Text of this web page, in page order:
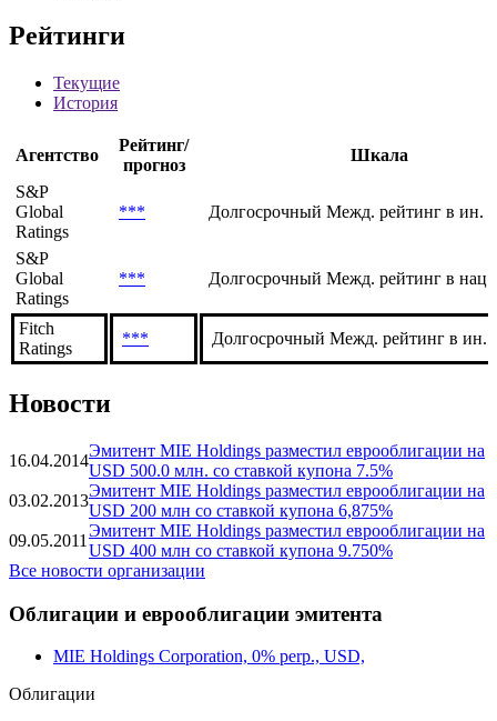
Рейтинги
Текущие
История
Агентство
Рейтинг/
прогноз
Шкала
S&P
Global
Ratings
*** Долгосрочный Межд. рейтинг в ин.
S&P
Global
Ratings
*** Долгосрочный Межд. рейтинг в нац.
Fitch
Ratings
*** Долгосрочный Межд. рейтинг в ин.
Новости
16.04.2014
Эмитент MIE Holdings разместил еврооблигации на
USD 500.0 млн. со ставкой купона 7.5%
03.02.2013
Эмитент MIE Holdings разместил еврооблигации на
USD 200 млн со ставкой купона 6,875%
09.05.2011
Эмитент MIE Holdings разместил еврооблигации на
USD 400 млн со ставкой купона 9.750%
Все новости организации
Облигации и еврооблигации эмитента
MIE Holdings Corporation, 0% perp., USD,
Облигации